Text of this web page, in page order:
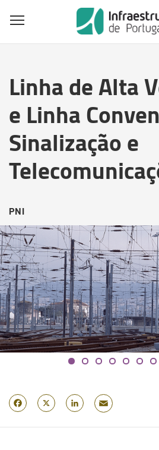
main
content
Toggle main menu visibility
Linha de Alta
e Linha
Sinalização e
PNI
Facebook
X LinkedIn